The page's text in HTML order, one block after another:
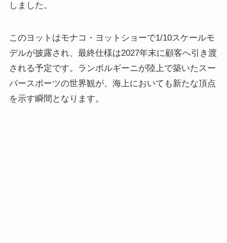
しました。
このヨットはモナコ・ヨットショーで1/10スケールモ
デルが披露され、最終仕様は2027年末に顧客へ引き渡
される予定です。ランボルギーニが陸上で築いたスー
パースポーツの世界観が、海上においても新たな頂点
を示す瞬間となります。